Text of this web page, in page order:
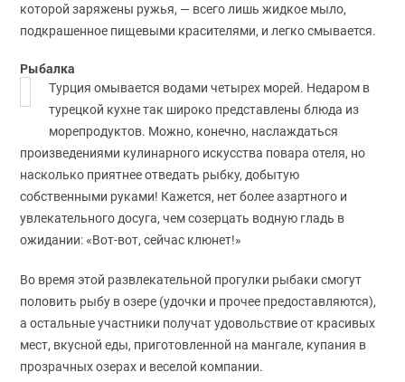
которой заряжены ружья, — всего лишь жидкое мыло,
подкрашенное пищевыми красителями, и легко смывается.
Рыбалка
Турция омывается водами четырех морей. Недаром в
турецкой кухне так широко представлены блюда из
морепродуктов. Можно, конечно, наслаждаться
произведениями кулинарного искусства повара отеля, но
насколько приятнее отведать рыбку, добытую
собственными руками! Кажется, нет более азартного и
увлекательного досуга, чем созерцать водную гладь в
ожидании: «Вот-вот, сейчас клюнет!»
Во время этой развлекательной прогулки рыбаки смогут
половить рыбу в озере (удочки и прочее предоставляются),
а остальные участники получат удовольствие от красивых
мест, вкусной еды, приготовленной на мангале, купания в
прозрачных озерах и веселой компании.